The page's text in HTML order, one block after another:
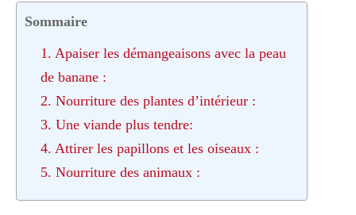
Sommaire
1. Apaiser les démangeaisons avec la peau
de banane :
2. Nourriture des plantes d’intérieur :
3. Une viande plus tendre:
4. Attirer les papillons et les oiseaux :
5. Nourriture des animaux :